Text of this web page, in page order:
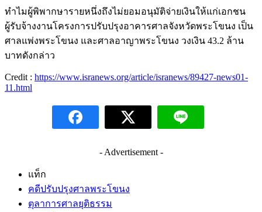
ทำไมผู้พิพากษารายหนึ่งถึงไม่ยอมอนุมัติจ่ายเงินให้แก่เอกชน
ผู้รับจ้างงานโครงการปรับปรุงอาคารศาลจังหวัดพระโขนง เป็น
ศาลแพ่งพระโขนง และศาลอาญาพระโขนง วงเงิน 43.2 ล้าน
บาทดังกล่าว
Credit : https://www.isranews.org/article/isranews/89427-news01-
11.html
- Advertisement -
แท็ก
คดีปรับปรุงศาลพระโขนง
ตุลาการศาลยุติธรรม